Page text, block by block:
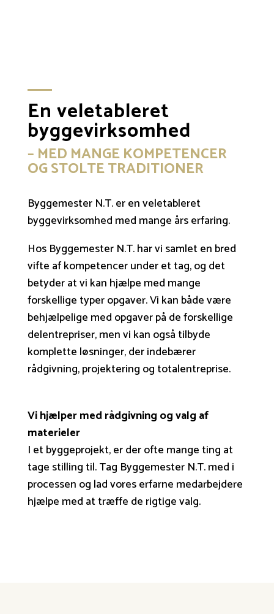
En veletableret
byggevirksomhed
– MED MANGE KOMPETENCER
OG STOLTE TRADITIONER
Byggemester N.T. er en veletableret
byggevirksomhed med mange års erfaring.
Hos Byggemester N.T. har vi samlet en bred
vifte af kompetencer under et tag, og det
betyder at vi kan hjælpe med mange
forskellige typer opgaver. Vi kan både være
behjælpelige med opgaver på de forskellige
delentrepriser, men vi kan også tilbyde
komplette løsninger, der indebærer
rådgivning, projektering og totalentreprise.
Vi hjælper med rådgivning og valg af
materieler
I et byggeprojekt, er der ofte mange ting at
tage stilling til. Tag Byggemester N.T. med i
processen og lad vores erfarne medarbejdere
hjælpe med at træffe de rigtige valg.